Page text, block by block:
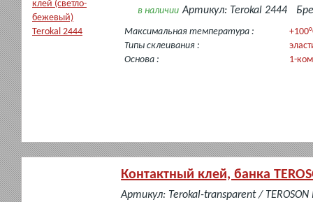
в наличии Артикул: Terokal 2444
Максимальная температура :
Типы склеивания :
Основа :
1-
Контактный клей, банка
в
Артикул: Terokal-transparent / TEROSON